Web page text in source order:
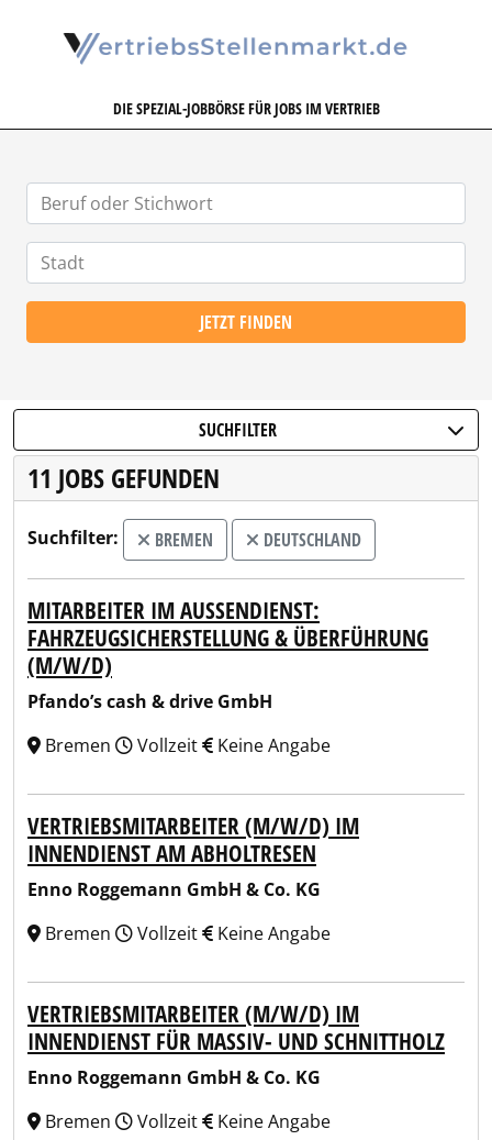
DIE SPEZIAL-JOBBÖRSE FÜR JOBS IM VERTRIEB
JETZT FINDEN
SUCHFILTER
11 JOBS GEFUNDEN
Suchfilter: BREMEN DEUTSCHLAND
MITARBEITER IM AUSSENDIENST: F
AHRZEUGSICHERSTELLUNG & ÜBERFÜHRUNG (
M/W/D)
Pfando’s cash & drive GmbH
Bremen
Vollzeit Keine Angabe
VERTRIEBSMITARBEITER (M/W/D) IM
INNENDIENST AM ABHOLTRESEN
Enno Roggemann GmbH & Co. KG
Bremen
Vollzeit Keine Angabe
VERTRIEBSMITARBEITER (M/W/D) IM
INNENDIENST FÜR MASSIV- UND SCHNITTHOLZ
Enno Roggemann GmbH & Co. KG
Bremen
Vollzeit Keine Angabe